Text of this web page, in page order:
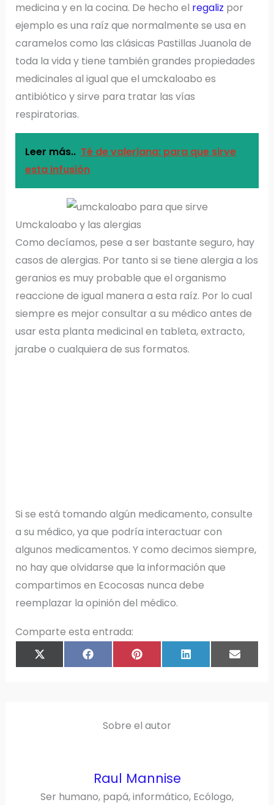
medicina y en la cocina. De hecho el regaliz por
ejemplo es una raíz que normalmente se usa en
caramelos como las clásicas Pastillas Juanola de
toda la vida y tiene también grandes propiedades
medicinales al igual que el umckaloabo es
antibiótico y sirve para tratar las vías
respiratorias.
Leer más.. Té de valeriana: para que sirve
esta infusión
Umckaloabo y las alergias
Como decíamos, pese a ser bastante seguro, hay
casos de alergias. Por tanto si se tiene alergia a los
geranios es muy probable que el organismo
reaccione de igual manera a esta raíz. Por lo cual
siempre es mejor consultar a su médico antes de
usar esta planta medicinal en tableta, extracto,
jarabe o cualquiera de sus formatos.
Si se está tomando algún medicamento, consulte
a su médico, ya que podría interactuar con
algunos medicamentos. Y como decimos siempre,
no hay que olvidarse que la información que
compartimos en Ecocosas nunca debe
reemplazar la opinión del médico.
Comparte esta entrada:
COMPARTIR
EN
X
T
COMPARTIR
F
C
COMPARTIR
P
N
COMPARTIR
EN
L
N
E
A
Sobre el autor
Raul Mannise
Ser humano, papá, informático, Ecólogo,